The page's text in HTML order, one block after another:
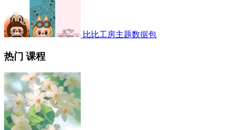
比比工房主题数据包
热门 课程